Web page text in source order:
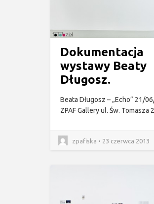
Dokumentacja
wystawy Beaty
Długosz.
Beata Długosz – „Echo” 21/
ZPAF Gallery ul. Św. Tomasza
zpafiska • 23 czerwca 2013